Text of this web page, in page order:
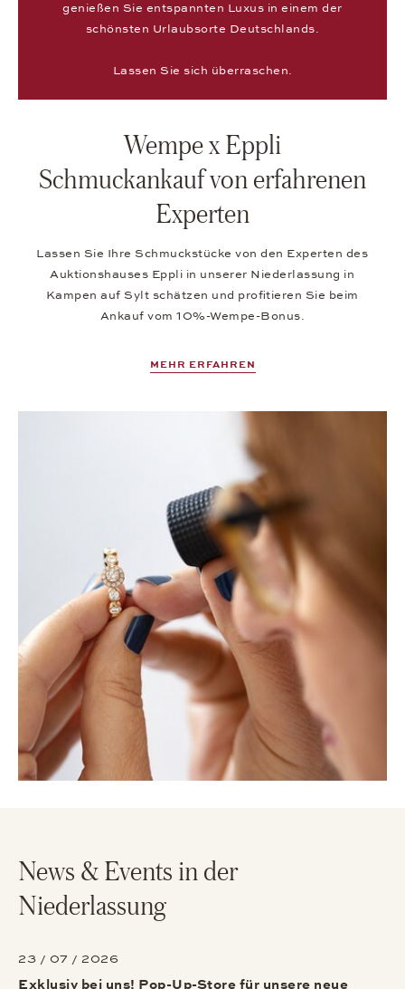
genießen Sie entspannten Luxus in einem der
schönsten Urlaubsorte Deutschlands.
Lassen Sie sich überraschen.
Wempe x Eppli
Schmuckankauf von erfahrenen
Experten
Lassen Sie Ihre Schmuckstücke von den Experten des
Auktionshauses Eppli in unserer Niederlassung in
Kampen auf Sylt schätzen und profitieren Sie beim
Ankauf vom 10%-Wempe-Bonus.
MEHR ERFAHREN
News & Events in der
Niederlassung
23 / 07 / 2026
Exklusiv bei uns! Pop-Up-Store für unsere neue